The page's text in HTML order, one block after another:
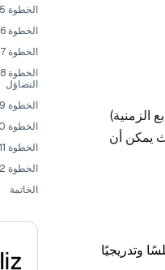
الزمنية)
يمكن أن
وتدريجيًا
الخطوة 5: تكوين مصنفات اضمحلال مختلفة
الخطوة 6: تصور مصنفات التضاؤل
الخطوة 7: الدالة المساعدة لعرض النتائج
التضاؤل
الخطوة 9: فهم حساب الدرجات
الخطوة 10: البحث الهجين مع التضاؤل الزمني
الخطوة 11: جرّب قيم بارامترات مختلفة
الخطوة 12: الاختبار باستخدام استعلامات مختلفة
الخاتمة